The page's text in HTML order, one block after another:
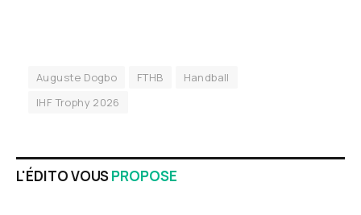
Auguste Dogbo FTHB
Handball
IHF Trophy 2026
L'ÉDITO VOUSPROPOSE